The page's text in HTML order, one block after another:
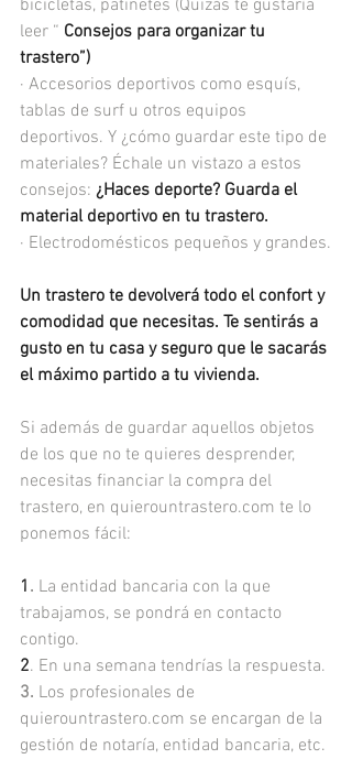
bicicletas, patinetes (Quizás te gustaría
leer “ Consejos para organizar tu
trastero”)
· Accesorios deportivos como esquís,
tablas de surf u otros equipos
deportivos. Y ¿cómo guardar este tipo de
materiales? Échale un vistazo a estos
consejos: ¿Haces deporte? Guarda el
material deportivo en tu trastero.
· Electrodomésticos pequeños y grandes.
Un trastero te devolverá todo el confort y
comodidad que necesitas. Te sentirás a
gusto en tu casa y seguro que le sacarás
el máximo partido a tu vivienda.
Si además de guardar aquellos objetos
de los que no te quieres desprender,
necesitas financiar la compra del
trastero, en quierountrastero.com te lo
ponemos fácil:
1 . La entidad bancaria con la que
trabajamos, se pondrá en contacto
contigo.
2. En una semana tendrías la respuesta.
3. Los profesionales de
quierountrastero.com se encargan de la
gestión de notaría, entidad bancaria, etc.